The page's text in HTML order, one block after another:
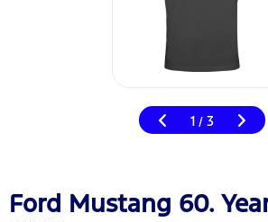
1 / 3
Ford Mustang 60.